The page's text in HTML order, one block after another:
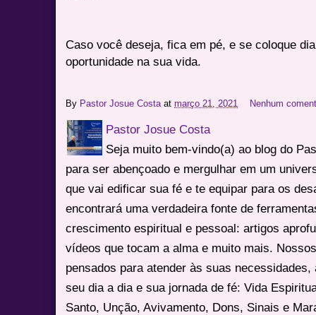
Caso você deseja, fica em pé, e se coloque
oportunidade na sua vida.
By Pastor Josue Costa atmarço 21, 2021 Nenhum
Pastor Josue Costa
Seja muito bem-vindo(a) ao blog do
para ser abençoado e mergulhar em um
que vai edificar sua fé e te equipar para os
encontrará uma verdadeira fonte de
crescimento espiritual e pessoal: artigos
vídeos que tocam a alma e muito mais.
pensados para atender às suas
seu dia a dia e sua jornada de fé: Vida
Santo, Unção, Avivamento, Dons, Sinais e